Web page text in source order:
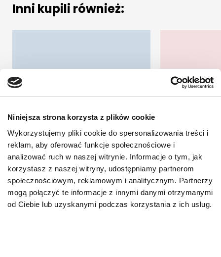
Niniejsza strona korzysta z plików cookie
Wykorzystujemy pliki cookie do spersonalizowania treści i
reklam, aby oferować funkcje społecznościowe i
analizować ruch w naszej witrynie. Informacje o tym, jak
korzystasz z naszej witryny, udostępniamy partnerom
społecznościowym, reklamowym i analitycznym. Partnerzy
mogą połączyć te informacje z innymi danymi otrzymanymi
od Ciebie lub uzyskanymi podczas korzystania z ich usług.
Inni kupili również:
Kidney Support
Adult